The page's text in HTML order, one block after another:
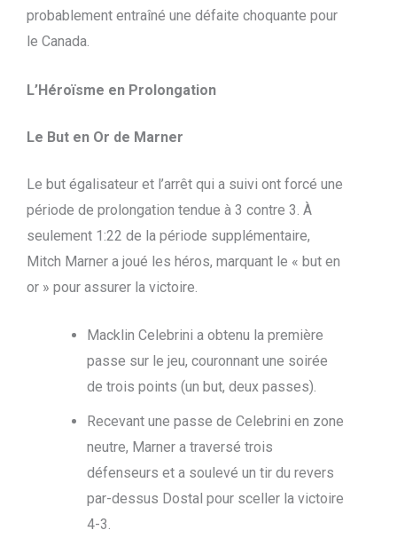
probablement entraîné une défaite choquante pour
le Canada.
L’Héroïsme en Prolongation
Le But en Or de Marner
Le but égalisateur et l’arrêt qui a suivi ont forcé une
période de prolongation tendue à 3 contre 3. À
seulement 1:22 de la période supplémentaire,
Mitch Marner a joué les héros, marquant le « but en
or » pour assurer la victoire.
Macklin Celebrini a obtenu la première
passe sur le jeu, couronnant une soirée
de trois points (un but, deux passes).
Recevant une passe de Celebrini en zone
neutre, Marner a traversé trois
défenseurs et a soulevé un tir du revers
par-dessus Dostal pour sceller la victoire
4-3.